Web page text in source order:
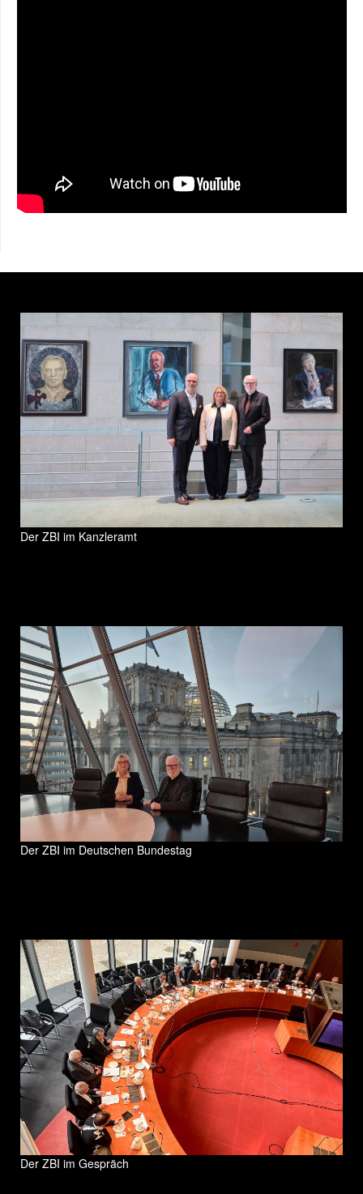
Der ZBI im Kanzleramt
Der ZBI im Deutschen Bundestag
Der ZBI im Gespräch